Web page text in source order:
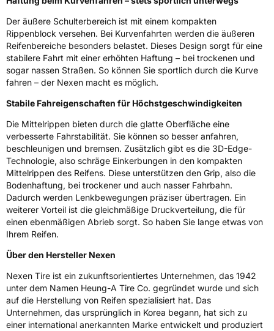
EPREL ID 430791
Allgemeine Produktsicherheit (GPSR)
Herstellerkontakt NEXEN TIRE EUROPE s.r.o., Lise-Meitner-
Strasse 1 65779 Kelkheim Deutschland,
marketing.nte@nexentire.com
Der äußere Schulterbereich ist mit einem kompakten
Rippenblock versehen. Bei Kurvenfahrten werden die äußeren
Reifenbereiche besonders belastet. Dieses Design sorgt für eine
stabilere Fahrt mit einer erhöhten Haftung – bei trockenen und
sogar nassen Straßen. So können Sie sportlich durch die Kurve
fahren – der Nexen macht es möglich.
Stabile Fahreigenschaften für Höchstgeschwindigkeiten
Die Mittelrippen bieten durch die glatte Oberfläche eine
verbesserte Fahrstabilität. Sie können so besser anfahren,
beschleunigen und bremsen. Zusätzlich gibt es die 3D-Edge-
Technologie, also schräge Einkerbungen in den kompakten
Mittelrippen des Reifens. Diese unterstützen den Grip, also die
Bodenhaftung, bei trockener und auch nasser Fahrbahn.
Dadurch werden Lenkbewegungen präziser übertragen. Ein
weiterer Vorteil ist die gleichmäßige Druckverteilung, die für
einen ebenmäßigen Abrieb sorgt. So haben Sie lange etwas von
Ihrem Reifen.
Über den Hersteller Nexen
Nexen Tire ist ein zukunftsorientiertes Unternehmen, das 1942
unter dem Namen Heung-A Tire Co. gegründet wurde und sich
auf die Herstellung von Reifen spezialisiert hat. Das
Unternehmen, das ursprünglich in Korea begann, hat sich zu
einer international anerkannten Marke entwickelt und produziert